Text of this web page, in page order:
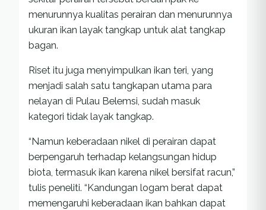
menurunnya kualitas perairan dan menurunnya
ukuran ikan layak tangkap untuk alat tangkap
bagan.
Riset itu juga menyimpulkan ikan teri, yang
menjadi salah satu tangkapan utama para
nelayan di Pulau Belemsi, sudah masuk
kategori tidak layak tangkap.
“Namun keberadaan nikel di perairan dapat
berpengaruh terhadap kelangsungan hidup
biota, termasuk ikan karena nikel bersifat racun,”
tulis peneliti. “Kandungan logam berat dapat
memengaruhi keberadaan ikan bahkan dapat